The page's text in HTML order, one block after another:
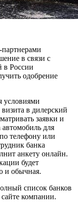
в связи с
в России
одобрение
условиями
в дилерский
заявки и
для
телефону или
банка
анкету онлайн.
будет
и обычная.
список банков
компании.